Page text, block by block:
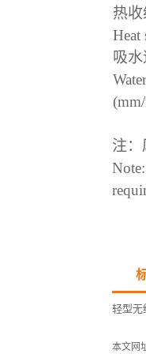
热
Heat
吸
注：
轻型无
本文网